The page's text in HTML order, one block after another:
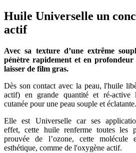
Huile Universelle un
actif
Avec sa texture d’une extrême
pénètre rapidement et en profondeur
laisser de film gras.
Dès son contact avec la peau, l'huile
actif) en grande quantité et ré-active
cutanée pour une peau souple et éclatante.
Elle est Universelle car ses
effet, cette huile renferme toutes les
prouvée de l’ozone, cette molécule
esthétique, comme de l'oxygène actif.